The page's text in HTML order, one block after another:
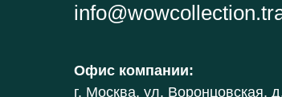
Офис компании:
г. Москва, ул. Воронцовская,